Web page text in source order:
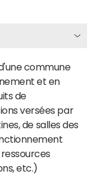
commune
et en
de
versées par
de salles des
etc.)